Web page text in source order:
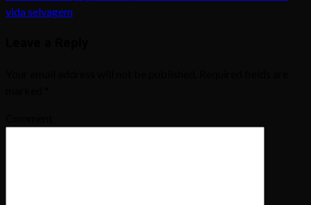
vida selvagem